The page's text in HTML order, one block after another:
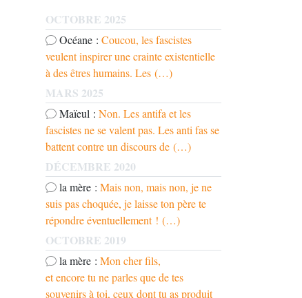
OCTOBRE 2025
Océane : Coucou, les fascistes
veulent inspirer une crainte existentielle
à des êtres humains. Les (…)
MARS 2025
Maïeul : Non. Les antifa et les
fascistes ne se valent pas. Les anti fas se
battent contre un discours de (…)
DÉCEMBRE 2020
la mère : Mais non, mais non, je ne
suis pas choquée, je laisse ton père te
répondre éventuellement ! (…)
OCTOBRE 2019
la mère : Mon cher fils,
et encore tu ne parles que de tes
souvenirs à toi, ceux dont tu as produit